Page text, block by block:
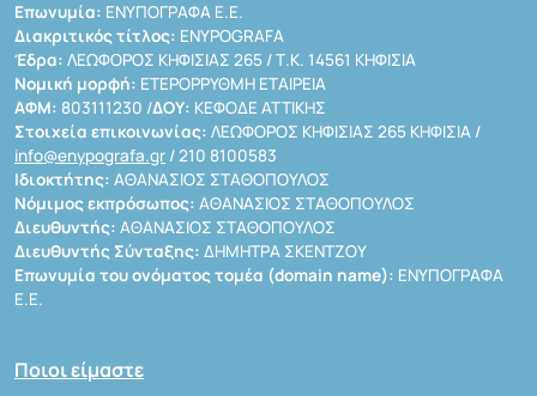
Επωνυμία: ΕΝΥΠΟΓΡΑΦΑ Ε.Ε.
Διακριτικός τίτλος: ENYPOGRAFA
Έδρα: ΛΕΩΦΟΡΟΣ ΚΗΦΙΣΙΑΣ 265 / Τ.Κ. 14561 ΚΗΦΙΣΙΑ
Νομική μορφή: ΕΤΕΡΟΡΡΥΘΜΗ ΕΤΑΙΡΕΙΑ
ΑΦΜ: 803111230 /ΔΟΥ: ΚΕΦΟΔΕ ΑΤΤΙΚΗΣ
Στοιχεία επικοινωνίας: ΛΕΩΦΟΡΟΣ ΚΗΦΙΣΙΑΣ 265 ΚΗΦΙΣΙΑ /
info@enypografa.gr / 210 8100583
Ιδιοκτήτης: ΑΘΑΝΑΣΙΟΣ ΣΤΑΘΟΠΟΥΛΟΣ
Νόμιμος εκπρόσωπος: ΑΘΑΝΑΣΙΟΣ ΣΤΑΘΟΠΟΥΛΟΣ
Διευθυντής: ΑΘΑΝΑΣΙΟΣ ΣΤΑΘΟΠΟΥΛΟΣ
Διευθυντής Σύνταξης: ΔΗΜΗΤΡΑ ΣΚΕΝΤΖΟΥ
Επωνυμία του ονόματος τομέα (domain name): ΕΝΥΠΟΓΡΑΦΑ
Ε.Ε.
Ποιοι είμαστε